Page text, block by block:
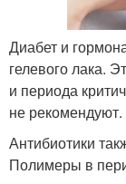
Диабет и
гелевого лака.
и периода
не рекомендуют.
Антибиотики
Полимеры в